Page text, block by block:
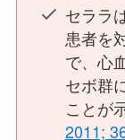
セララ
患者を
で、心
セボ群
ことが
2011;